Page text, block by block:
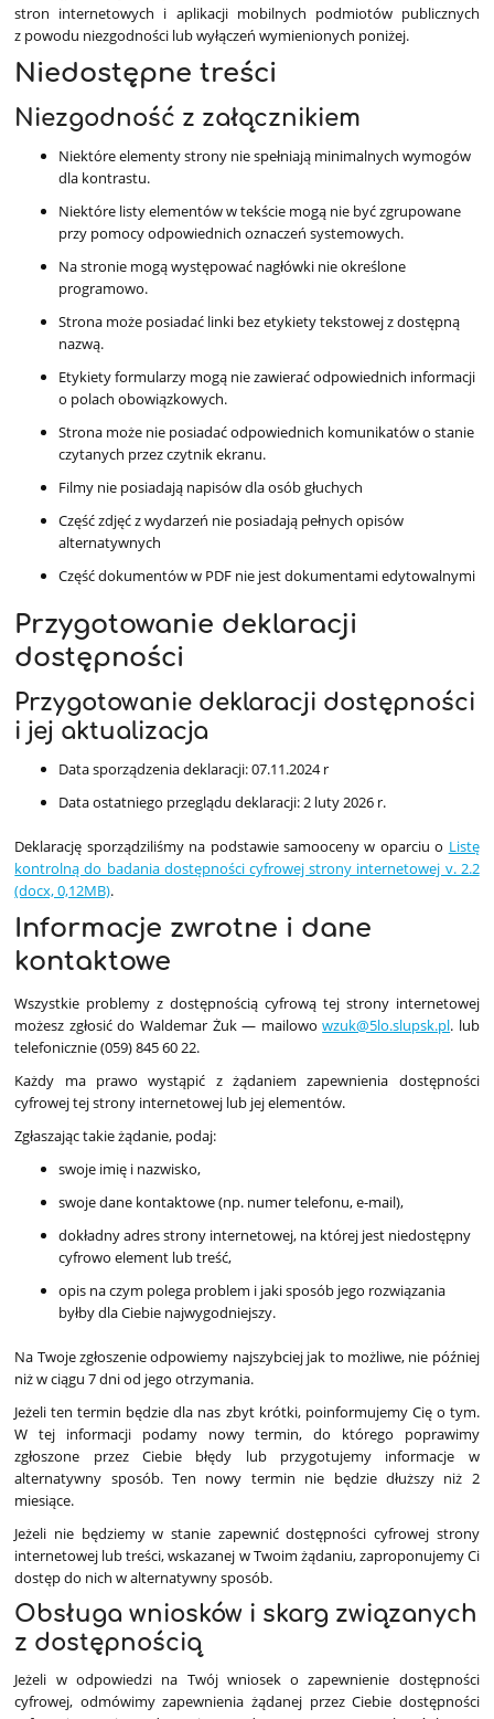
stron internetowych i aplikacji mobilnych podmiotów publicznych
z powodu niezgodności lub wyłączeń wymienionych poniżej.
Niedostępne treści
Niezgodność z załącznikiem
Niektóre elementy strony nie spełniają minimalnych wymogów
dla kontrastu.
Niektóre listy elementów w tekście mogą nie być zgrupowane
przy pomocy odpowiednich oznaczeń systemowych.
Na stronie mogą występować nagłówki nie określone
programowo.
Strona może posiadać linki bez etykiety tekstowej z dostępną
nazwą.
Etykiety formularzy mogą nie zawierać odpowiednich informacji
o polach obowiązkowych.
Strona może nie posiadać odpowiednich komunikatów o stanie
czytanych przez czytnik ekranu.
Filmy nie posiadają napisów dla osób głuchych
Część zdjęć z wydarzeń nie posiadają pełnych opisów
alternatywnych
Część dokumentów w PDF nie jest dokumentami edytowalnymi
Przygotowanie deklaracji
dostępności
Przygotowanie deklaracji dostępności
i jej aktualizacja
Data sporządzenia deklaracji: 07.11.2024 r
Data ostatniego przeglądu deklaracji:2 luty 2026 r.
Deklarację sporządziliśmy na podstawie samooceny w oparciu o Listę
kontrolną do badania dostępności cyfrowej strony internetowej v. 2.2
(docx, 0,12MB).
Informacje zwrotne i dane
kontaktowe
Wszystkie problemy z dostępnością cyfrową tej strony internetowej
możesz zgłosić do Waldemar Żuk— mailowowzuk@5lo.slupsk.pl. lub
telefonicznie (059) 845 60 22.
Każdy ma prawo wystąpić z żądaniem zapewnienia dostępności
cyfrowej tej strony internetowej lub jej elementów.
Zgłaszając takie żądanie, podaj:
swoje imię i nazwisko,
swoje dane kontaktowe (np. numer telefonu, e-mail),
dokładny adres strony internetowej, na której jest niedostępny
cyfrowo element lub treść,
opis na czym polega problem i jaki sposób jego rozwiązania
byłby dla Ciebie najwygodniejszy.
Na Twoje zgłoszenie odpowiemy najszybciej jak to możliwe, nie później
niż w ciągu 7 dni od jego otrzymania.
Jeżeli ten termin będzie dla nas zbyt krótki, poinformujemy Cię o tym.
W tej informacji podamy nowy termin, do którego poprawimy
zgłoszone przez Ciebie błędy lub przygotujemy informacje w
alternatywny sposób. Ten nowy termin nie będzie dłuższy niż 2
miesiące.
Jeżeli nie będziemy w stanie zapewnić dostępności cyfrowej strony
internetowej lub treści, wskazanej w Twoim żądaniu, zaproponujemy Ci
dostęp do nich w alternatywny sposób.
Obsługa wniosków i skarg związanych
z dostępnością
Jeżeli w odpowiedzi na Twój wniosek o zapewnienie dostępności
cyfrowej, odmówimy zapewnienia żądanej przez Ciebie dostępności